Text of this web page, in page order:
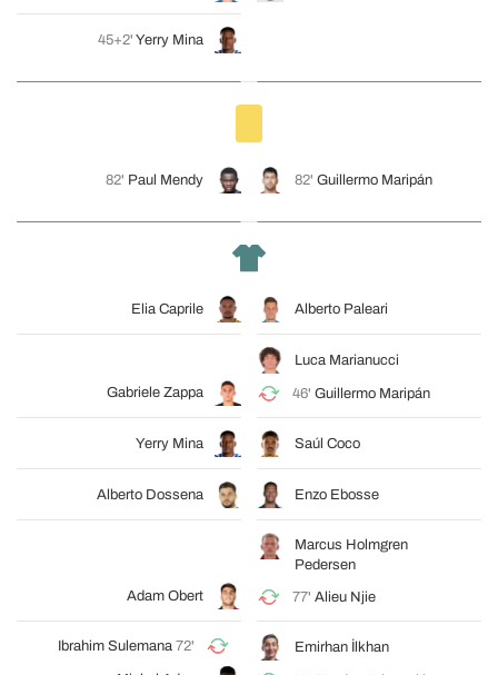
45+2' Yerry Mina
82' Paul Mendy 82' Guillermo Maripán
Elia Caprile Alberto Paleari
Gabriele Zappa
Luca Marianucci
46' Guillermo Maripán
Yerry Mina Saúl Coco
Alberto Dossena Enzo Ebosse
Adam Obert
Marcus Holmgren
Pedersen
77' Alieu Njie
Ibrahim Sulemana 72' Emirhan İlkhan